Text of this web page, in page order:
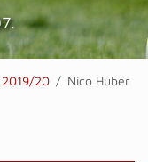
2019/20 Nico Huber